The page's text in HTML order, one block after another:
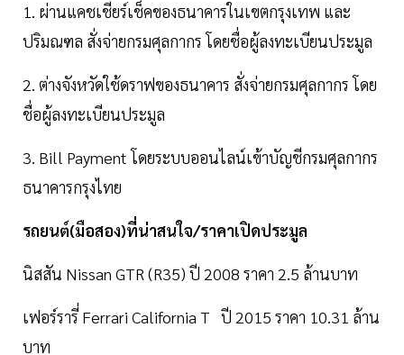
1. ผ่านแคชเชียร์เช็คของธนาคารในเขตกรุงเทพ และ
ปริมณฑล สั่งจ่ายกรมศุลกากร โดยชื่อผู้ลงทะเบียนประมูล
2. ต่างจังหวัดใช้ดราฟของธนาคาร สั่งจ่ายกรมศุลกากร โดย
ชื่อผู้ลงทะเบียนประมูล
3. Bill Payment โดยระบบออนไลน์เข้าบัญชีกรมศุลกากร
ธนาคารกรุงไทย
รถยนต์(มือสอง)ที่น่าสนใจ/ราคาเปิดประมูล
นิสสัน Nissan GTR (R35) ปี 2008 ราคา 2.5 ล้านบาท
เฟอร์รารี่ Ferrari California T ปี 2015 ราคา 10.31 ล้าน
บาท